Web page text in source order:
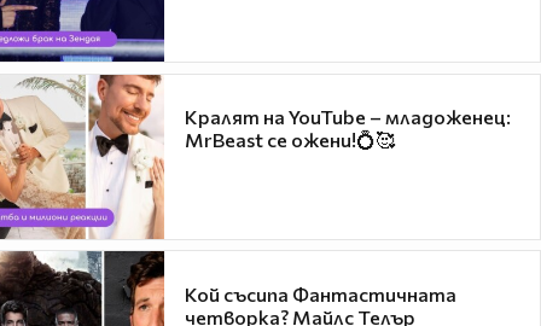
Кралят на YouTube – младоженец:
MrBeast се ожени!💍🥰
Кой съсипа Фантастичната
четворка? Майлс Телър